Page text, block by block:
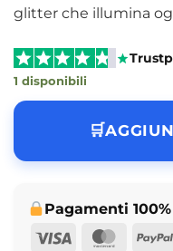
glitter che illumina
1 disponibili
Pagamenti
Visa